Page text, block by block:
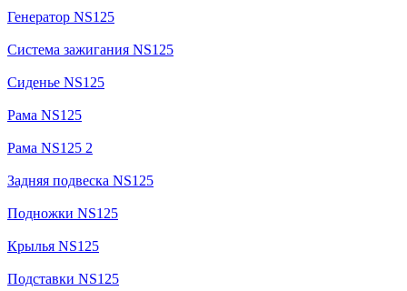
Генератор NS125
Система зажигания NS125
Сиденье NS125
Рама NS125
Рама NS125 2
Задняя подвеска NS125
Подножки NS125
Крылья NS125
Подставки NS125